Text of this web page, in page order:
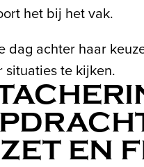
het bij het vak.
achter haar
situaties te kijken.
EN